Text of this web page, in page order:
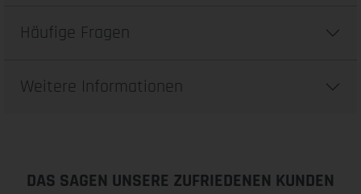
Häufige Fragen
Weitere Informationen
DAS SAGEN UNSERE ZUFRIEDENEN KUNDEN